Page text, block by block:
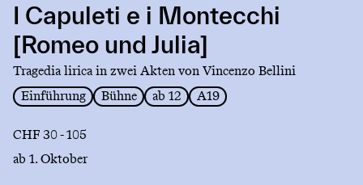
Capuleti
Montecchi
[Romeo
und
I Capuleti e i Montecchi
[Romeo und Julia]
Tragedia lirica in zwei Akten von Vincenzo Bellini
Einführung
Bühne ab 12 A19
CHF 30 - 105
ab 1. Oktober